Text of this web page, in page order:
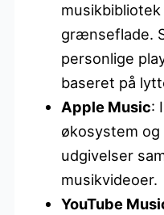
grænseflade.
personlige
baseret på
Apple Music:
økosystem
udgivelser
musikvideoer.
YouTube